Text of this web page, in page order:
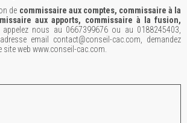
de commissaire aux comptes, commissaire à la
aux apports, commissaire à la fusion,
, appelez nous au 0667399676 ou au 0188245403,
email contact@conseil-cac.com, demandez
web www.conseil-cac.com.